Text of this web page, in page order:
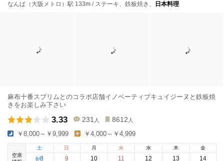
なんば（大阪メトロ）駅 133m / ステーキ、鉄板焼き、 日本料理
麻布十番スブリムとのコラボ店舗イノベーティブキュイジーヌと鉄板焼
きをお楽しみ下さい
3.33 231 人 8612 人
￥8,000～￥9,999 ￥4,000～￥4,999
空席
土
8/8
日
9
月
10
火
11
水
12
木
13
金
14